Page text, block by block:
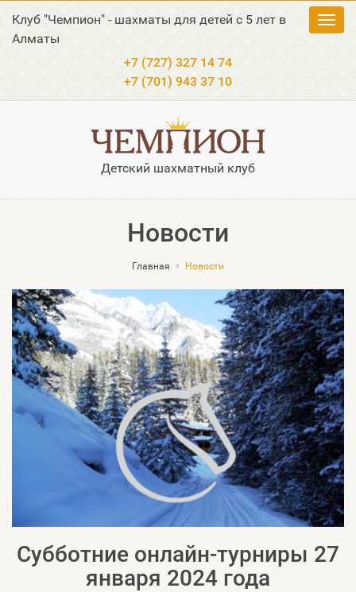
Клуб "Чемпион" - шахматы для детей с 5 лет в
Алматы
+7 (727) 327 14 74
+7 (701) 943 37 10
Детский шахматный клуб
Новости
Главная Новости
Субботние онлайн-турниры 27
января 2024 года